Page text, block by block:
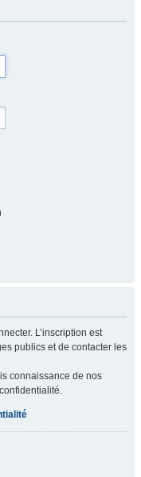
L’inscription est
publics et de contacter les
connaissance de nos